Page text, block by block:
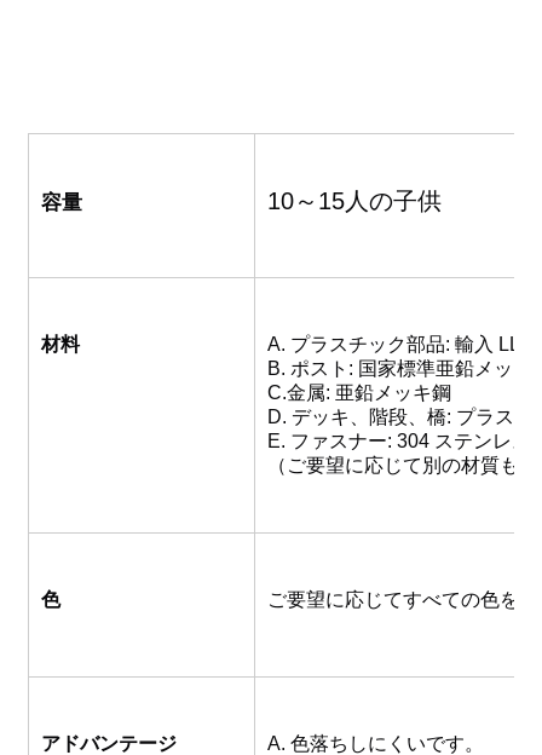
容量 10～15人の子供
材料
A. プラスチック部品: 輸入
B. ポスト: 国家標準亜鉛メッキ
C.金属: 亜鉛メッキ鋼
D. デッキ、階段、橋: プラス
E. ファスナー: 304 ステンレス
（ご要望に応じて別の材質も
色 ご要望に応じてすべての色を
アドバンテージ
A. 色落ちしにくいです。